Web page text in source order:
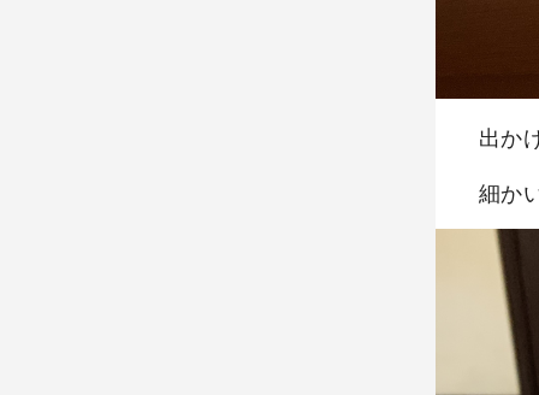
出か
細か